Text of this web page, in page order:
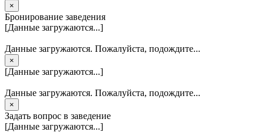
×
Бронирование заведения
[Данные загружаются...]
Данные загружаются. Пожалуйста, подождите...
×
[Данные загружаются...]
Данные загружаются. Пожалуйста, подождите...
×
Задать вопрос в заведение
[Данные загружаются...]